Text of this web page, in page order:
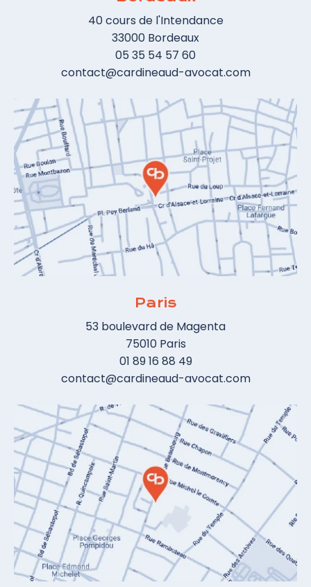
mettre en oeuvre une rupture
conventionnelle collective ou doit-elle
suivre la procédure de licenciement
collectif pour motif économique et établir
la Cour administrative d'appel de Versailles
dans un arrêt du 14 mars 2019.
40 cours de l'Intendance
33000 Bordeaux
05 35 54 57 60
contact@cardineaud-avocat.com
Paris
53 boulevard de Magenta
75010 Paris
01 89 16 88 49
contact@cardineaud-avocat.com